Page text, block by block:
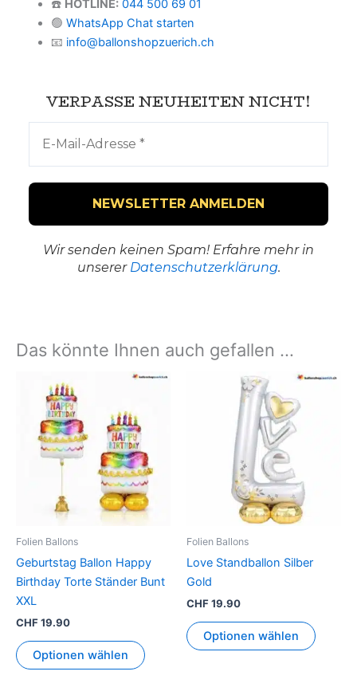
☎️ HOTLINE: 044 500 69 01
🟢 WhatsApp Chat starten
📧 info@ballonshopzuerich.ch
VERPASSE NEUHEITEN NICHT!
Wir senden keinen Spam! Erfahre mehr in
unserer Datenschutzerklärung.
Das könnte Ihnen auch gefallen …
Folien Ballons
Geburtstag Ballon Happy
Birthday Torte Ständer Bunt
XXL
CHF19.90
Optionen wählen
Folien Ballons
Love Standballon Silber
Gold
CHF19.90
Optionen wählen